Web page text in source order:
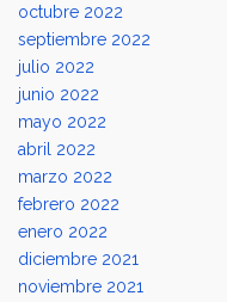
octubre 2022
septiembre 2022
julio 2022
junio 2022
mayo 2022
abril 2022
marzo 2022
febrero 2022
enero 2022
diciembre 2021
noviembre 2021